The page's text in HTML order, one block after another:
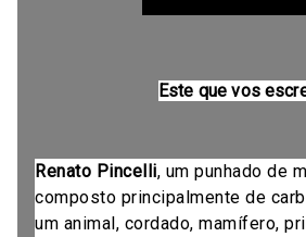
Este que vos
Renato Pincelli, um punhado de
composto principalmente de
um animal, cordado, mamífero,